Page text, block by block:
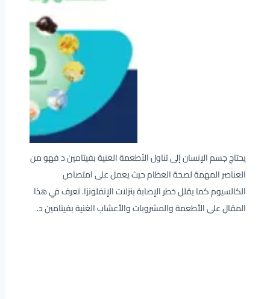
يحتاج جسم الإنسان إلى تناول الأطعمة الغنية بفيتامين د فهو من
العناصر المهمة لصحة العظام حيث يعمل على امتصاص
الكالسيوم كما يقلل خطر الإصابة بنزلات الإنفلونزا. تعرف في هذا
المقال على الأطعمة والمشروبات والأعشاب الغنية بفيتامين د.